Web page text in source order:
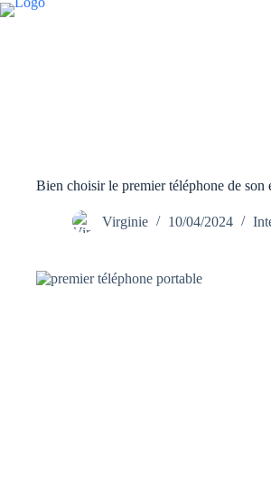
Passer
Bien choisir le premier téléphone de son
Virginie 10/04/2024